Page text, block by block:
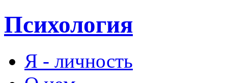
Психология
Я - личность